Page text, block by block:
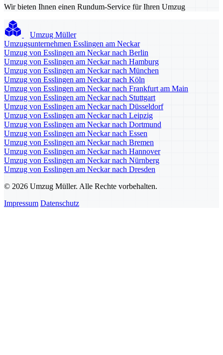
Wir bieten Ihnen einen Rundum-Service für Ihren Umzug
Umzug Müller
Umzugsunternehmen Esslingen am Neckar
Umzug von Esslingen am Neckar nach Berlin
Umzug von Esslingen am Neckar nach Hamburg
Umzug von Esslingen am Neckar nach München
Umzug von Esslingen am Neckar nach Köln
Umzug von Esslingen am Neckar nach Frankfurt am Main
Umzug von Esslingen am Neckar nach Stuttgart
Umzug von Esslingen am Neckar nach Düsseldorf
Umzug von Esslingen am Neckar nach Leipzig
Umzug von Esslingen am Neckar nach Dortmund
Umzug von Esslingen am Neckar nach Essen
Umzug von Esslingen am Neckar nach Bremen
Umzug von Esslingen am Neckar nach Hannover
Umzug von Esslingen am Neckar nach Nürnberg
Umzug von Esslingen am Neckar nach Dresden
© 2026 Umzug Müller. Alle Rechte vorbehalten.
Impressum Datenschutz